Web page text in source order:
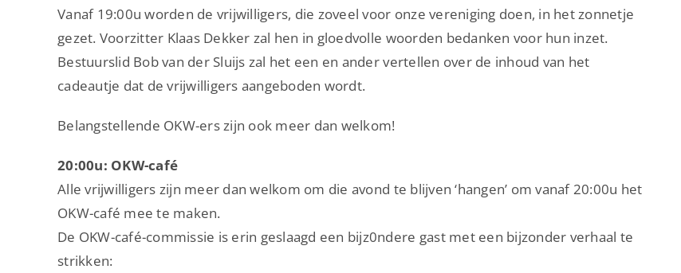
Vanaf 19:00u worden de vrijwilligers, die zoveel voor onze vereniging doen, in het zonnetje
gezet. Voorzitter Klaas Dekker zal hen in gloedvolle woorden bedanken voor hun inzet.
Bestuurslid Bob van der Sluijs zal het een en ander vertellen over de inhoud van het
cadeautje dat de vrijwilligers aangeboden wordt.
Belangstellende OKW-ers zijn ook meer dan welkom!
20:00u: OKW-café
Alle vrijwilligers zijn meer dan welkom om die avond te blijven ‘hangen’ om vanaf 20:00u het
OKW-café mee te maken.
De OKW-café-commissie is erin geslaagd een bijz0ndere gast met een bijzonder verhaal te
strikken: